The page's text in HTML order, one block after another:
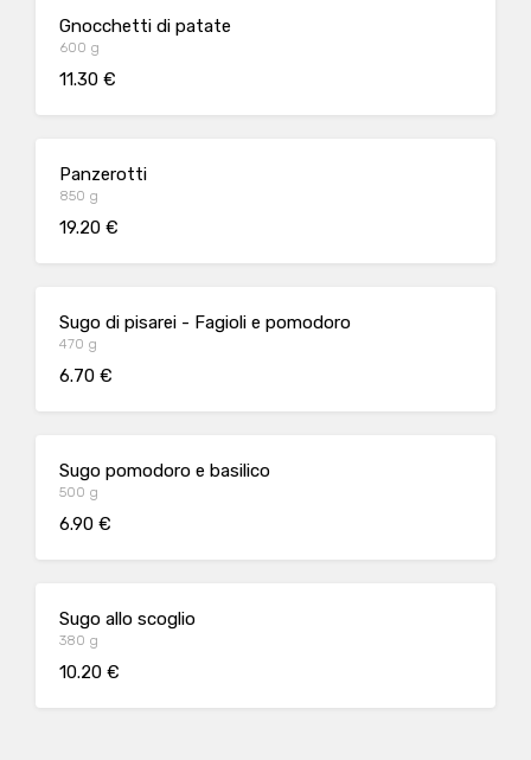
Gnocchetti di patate
600 g
11.30 €
Panzerotti
850 g
19.20 €
Sugo di pisarei - Fagioli e pomodoro
470 g
6.70 €
Sugo pomodoro e basilico
500 g
6.90 €
Sugo allo scoglio
380 g
10.20 €